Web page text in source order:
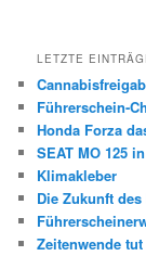
LETZTE
Führerschein-
Honda Forza
SEAT MO 125
Klimakleber
Die Zukunft
Zeitenwende